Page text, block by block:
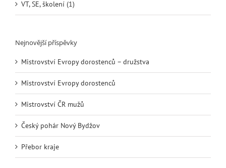
VT, SE, školení (1)
Nejnovější příspěvky
Mistrovství Evropy dorostenců – družstva
Mistrovství Evropy dorostenců
Mistrovství ČR mužů
Český pohár Nový Bydžov
Přebor kraje